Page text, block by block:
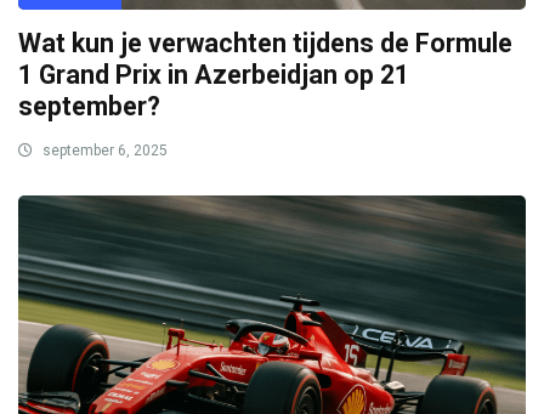
Wat kun je verwachten tijdens de Formule
1 Grand Prix in Azerbeidjan op 21
september?
september 6, 2025